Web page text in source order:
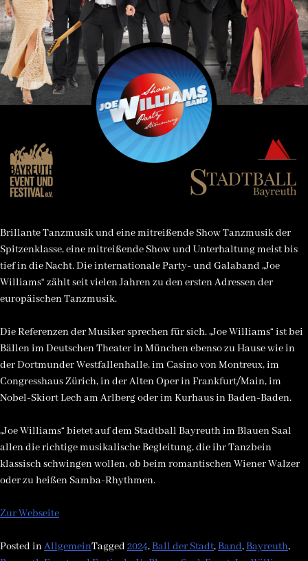
Brillante Tanzmusik und eine mitreißende Show Tanzmusik der
Spitzenklasse, eine mitreißende Show und Unterhaltung meist bis
tief in die Nacht. Die internationale Party- und Galaband „Joe
Williams“ zählt seit vielen Jahren zu den ersten Adressen der
europäischen Tanzmusik.
Die Referenzen der Musiker sprechen für sich. „Joe Williams“ ist bei
Bällen im Deutschen Theater in München ebenso zu Hause wie in
der Dortmunder Westfallenhalle, im Casino von Montreux, im
Congresshaus Zürich, in der Alten Oper in Frankfurt/Main, im
Nobel-Skiort Lech am Arlberg oder im Kurhaus in Baden-Baden.
„Joe Williams“ bietet auf dem Stadtball Bayreuth im Blauen Saal
allen die richtige musikalische Begleitung, die ihr Tanzbein
klassisch schwingen wollen, ob beim romantischen Wiener Walzer
oder zu heißen Samba-Rhythmen.
Zur Webseite
Posted inAllgemeinTagged 2024,Ball der Stadt,Band,Bayreuth,